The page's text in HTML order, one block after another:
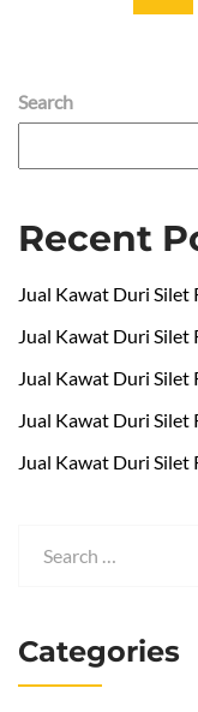
Search
Recent
Jual Kawat Duri Silet
Jual Kawat Duri Silet
Jual Kawat Duri Silet
Jual Kawat Duri
Jual Kawat Duri Silet
Categories